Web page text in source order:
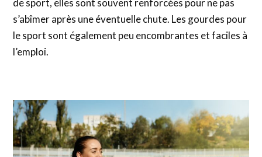
de sport, elles sont souvent renforcées pour ne pas
s’abîmer après une éventuelle chute. Les gourdes pour
le sport sont également peu encombrantes et faciles à
l’emploi.